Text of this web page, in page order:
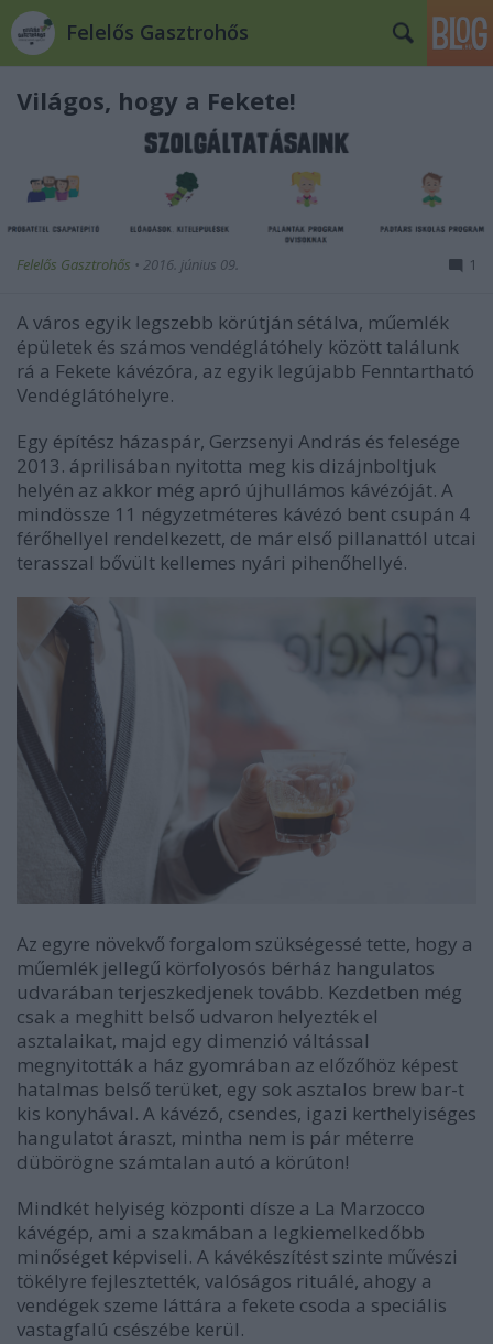
Felelős Gasztrohős
Világos, hogy a Fekete!
Felelős Gasztrohős • 2016. június 09. 1
A város egyik legszebb körútján sétálva, műemlék
épületek és számos vendéglátóhely között találunk
rá a Fekete kávézóra, az egyik legújabb Fenntartható
Vendéglátóhelyre.
Egy építész házaspár, Gerzsenyi András és felesége
2013. áprilisában nyitotta meg kis dizájnboltjuk
helyén az akkor még apró újhullámos kávézóját. A
mindössze 11 négyzetméteres kávézó bent csupán 4
férőhellyel rendelkezett, de már első pillanattól utcai
terasszal bővült kellemes nyári pihenőhellyé.
Az egyre növekvő forgalom szükségessé tette, hogy a
műemlék jellegű körfolyosós bérház hangulatos
udvarában terjeszkedjenek tovább. Kezdetben még
csak a meghitt belső udvaron helyezték el
asztalaikat, majd egy dimenzió váltással
megnyitották a ház gyomrában az előzőhöz képest
hatalmas belső terüket, egy sok asztalos brew bar-t
kis konyhával. A kávézó, csendes, igazi kerthelyiséges
hangulatot áraszt, mintha nem is pár méterre
dübörögne számtalan autó a körúton!
Mindkét helyiség központi dísze a La Marzocco
kávégép, ami a szakmában a legkiemelkedőbb
minőséget képviseli. A kávékészítést szinte művészi
tökélyre fejlesztették, valóságos rituálé, ahogy a
vendégek szeme láttára a fekete csoda a speciális
vastagfalú csészébe kerül.